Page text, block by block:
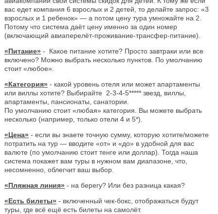
вас едет компания 6 взрослых и 2 детей, то делайте запрос: «3
взрослых и 1 ребенок» — а потом цену тура умножайте на 2.
Потому что система даёт цену именно за один номер
(включающий авиаперелёт-проживание-трансфер-питание).
«Питание» - Какое питание хотите? Просто завтраки или все
включено? Можно выбрать несколько пунктов. По умолчанию
стоит «любое».
«Категория» - какой уровень отеля или может апартаменты
или виллы хотите? Выбирайте 2-3-4-5***** звезд, виллы,
апартаменты, пансионаты, санатории.
По умолчанию стоит «любая» категория. Вы можете выбрать
несколько (например, только отели 4 и 5*).
«Цена» - если вы знаете точную сумму, которую хотите/можете
потратить на тур — вводите «от» и «до» в удобной для вас
валюте (по умолчанию стоит тенге или доллар). Тогда наша
система покажет вам туры в нужном вам диапазоне, что,
несомненно, облегчит ваш выбор.
«Пляжная линия» - на берегу? Или без разница какая?
«Есть билеты» - включенный чек-бокс, отображаться будут
туры, где всё ещё есть билеты на самолёт.